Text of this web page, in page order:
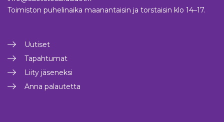
Toimiston puhelinaika maanantaisin ja torstaisin klo 14–17.
Uutiset
Tapahtumat
Liity jäseneksi
Anna palautetta